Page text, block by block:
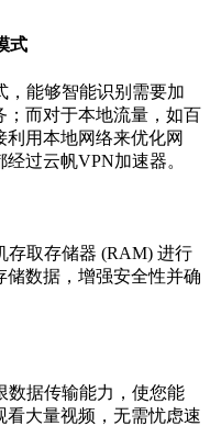
式
，能够智能识别需要加
；而对于本地流量，如百
用本地网络来优化网
过云帆VPN加速器。
存取存储器 (RAM) 进行
数据，增强安全性并确
数据传输能力，使您能
大量视频，无需忧虑速